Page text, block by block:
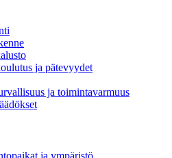
ja pätevyydet
ja toimintavarmuus
ja ympäristö